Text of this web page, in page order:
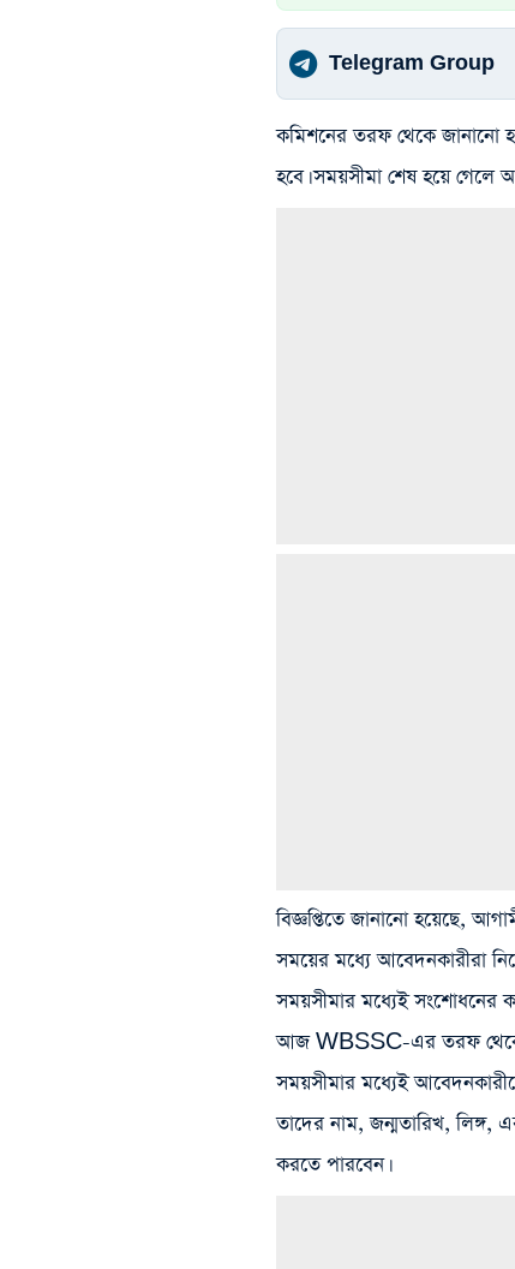
Telegram Group
কমিশনের তরফ থেকে জানানো
হবে। সময়সীমা শেষ হয়ে
বিজ্ঞপ্তিতে জানানো হয়েছে,
সময়ের মধ্যে আবেদনকারীরা
সময়সীমার মধ্যেই সংশোধনের
আজ WBSSC-এর তরফ থেকে
সময়সীমার মধ্যেই
তাদের নাম, জন্মতারিখ,
করতে পারবেন।